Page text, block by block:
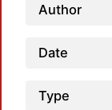
Author
Date
Type